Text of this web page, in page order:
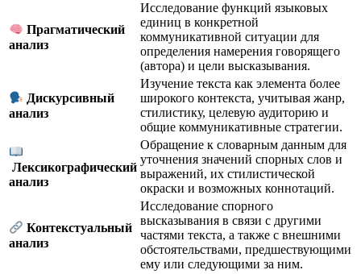
Прагматический
анализ
Исследование функций языковых
единиц в конкретной
коммуникативной ситуации для
определения намерения говорящего
(автора) и цели высказывания.
Дискурсивный
анализ
Изучение текста как элемента более
широкого контекста, учитывая жанр,
стилистику, целевую аудиторию и
общие коммуникативные стратегии.
Лексикографический
анализ
Обращение к словарным данным для
уточнения значений спорных слов и
выражений, их стилистической
окраски и возможных коннотаций.
Контекстуальный
анализ
Исследование спорного
высказывания в связи с другими
частями текста, а также с внешними
обстоятельствами, предшествующими
ему или следующими за ним.